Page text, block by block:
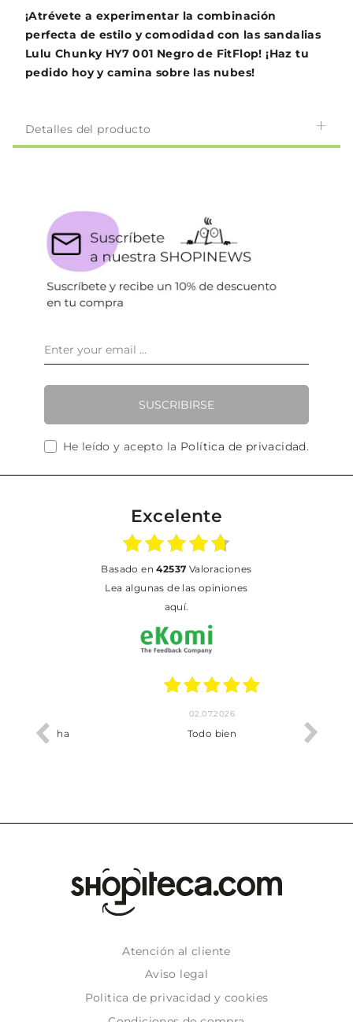
¡Atrévete a experimentar la combinación
perfecta de estilo y comodidad con las sandalias
Lulu Chunky HY7 001 Negro de FitFlop! ¡Haz tu
pedido hoy y camina sobre las nubes!
Detalles del producto
SUSCRIBIRSE
He leído y acepto la Política de privacidad.
Excelente
basado en42537 Valoraciones
Lea algunas de las opiniones
aquí.
02.07.2026
Todo bien
Atención al cliente
Aviso legal
Politica de privacidad y cookies